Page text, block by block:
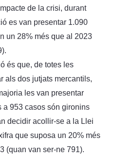
de la crisi, durant
es van presentar 1.090
un 28% més que al 2023
és que, de totes les
als dos jutjats mercantils,
les van presentar
a 953 casos són gironins
decidir acollir-se a la Llei
que suposa un 20% més
(quan van ser-ne 791).